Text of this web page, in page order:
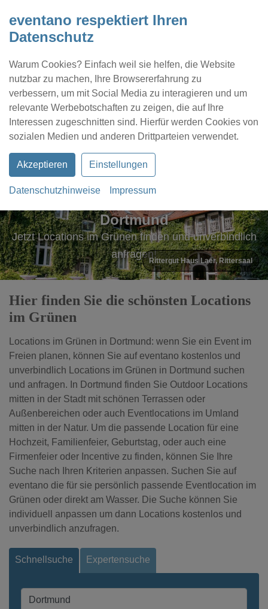
eventano respektiert Ihren
Datenschutz
Warum Cookies? Einfach weil sie helfen, die Website
nutzbar zu machen, Ihre Browsererfahrung zu
verbessern, um mit Social Media zu interagieren und um
relevante Werbebotschaften zu zeigen, die auf Ihre
Interessen zugeschnitten sind. Hierfür werden Cookies von
sozialen Medien und anderen Drittparteien verwendet.
Akzeptieren Einstellungen
Datenschutzhinweise Impressum
Kontakt Location eintragen Profil
Dortmund
Jetzt Locations im Grünen finden und unverbindlich
anfragen!
Rittergut Haus Laer, Rittersaal
Hier finden Sie die schönsten Locations
im Grünen
Locations im Grünen in Dortmund: wenn Sie ein Event im
Freien planen, können Sie auf eventano kostenlos und
unverbindlich Locations im Grünen in Dortmund suchen
und anfragen. In Dortmund finden Sie Outdoor Locations
mitten in der Stadt mit schönen Terrassen oder
Außenbereichen oder auch Eventlocations im Umland
mitten in der Natur. Um die passende Location für eine
Hochzeit, Familienfeier, Geburtstag, oder auch eine
Firmenfeier oder Incentive zu finden, können Sie Ihre
Suche nach Ihren Kriterien anpassen. Suchen Sie auf
eventano die für sie persönlich passende Eventlocation im
Grünen oder direkt am Wasser. Die Suche können Sie
individuell anpassen um dann Locations kostenlos und
unverbindlich anzufragen.
Schnellsuche Expertensuche